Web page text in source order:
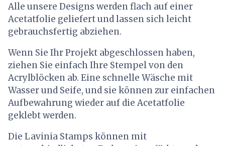
Alle unsere Designs werden flach auf einer
Acetatfolie geliefert und lassen sich leicht
gebrauchsfertig abziehen.
Wenn Sie Ihr Projekt abgeschlossen haben,
ziehen Sie einfach Ihre Stempel von den
Acrylblöcken ab. Eine schnelle Wäsche mit
Wasser und Seife, und sie können zur einfachen
Aufbewahrung wieder auf die Acetatfolie
geklebt werden.
Die Lavinia Stamps können mit